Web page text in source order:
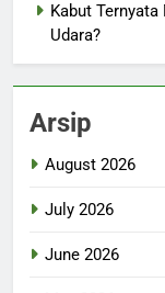
Kabut
Udara?
Arsip
August 2026
July 2026
June 2026